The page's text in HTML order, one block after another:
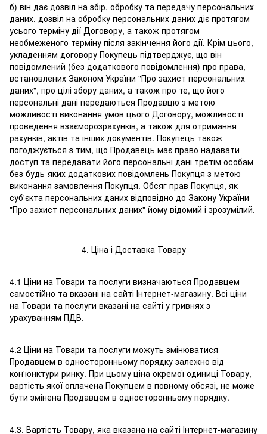
б) він дає дозвіл на збір, обробку та передачу персональних
даних, дозвіл на обробку персональних даних діє протягом
усього терміну дії Договору, а також протягом
необмеженого терміну після закінчення його дії. Крім цього,
укладенням договору Покупець підтверджує, що він
повідомлений (без додаткового повідомлення) про права,
встановлених Законом України "Про захист персональних
даних", про цілі збору даних, а також про те, що його
персональні дані передаються Продавцю з метою
можливості виконання умов цього Договору, можливості
проведення взаєморозрахунків, а також для отримання
рахунків, актів та інших документів. Покупець також
погоджується з тим, що Продавець має право надавати
доступ та передавати його персональні дані третім особам
без будь-яких додаткових повідомлень Покупця з метою
виконання замовлення Покупця. Обсяг прав Покупця, як
суб'єкта персональних даних відповідно до Закону України
"Про захист персональних даних" йому відомий і зрозумілий.
4. Ціна і Доставка Товару
4.1 Ціни на Товари та послуги визначаються Продавцем
самостійно та вказані на сайті Інтернет-магазину. Всі ціни
на Товари та послуги вказані на сайті у гривнях з
урахуванням ПДВ.
4.2 Ціни на Товари та послуги можуть змінюватися
Продавцем в односторонньому порядку залежно від
кон'юнктури ринку. При цьому ціна окремої одиниці Товару,
вартість якої оплачена Покупцем в повному обсязі, не може
бути змінена Продавцем в односторонньому порядку.
4.3. Вартість Товару, яка вказана на сайті Інтернет-магазину